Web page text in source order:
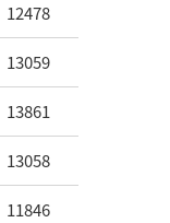
12478
13059
13861
13058
11846